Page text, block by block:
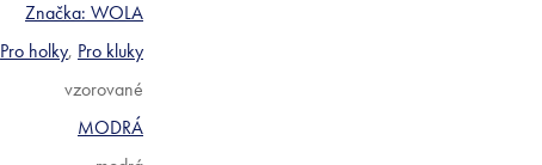
Značka: WOLA
Pro holky, Pro kluky
vzorované
MODRÁ